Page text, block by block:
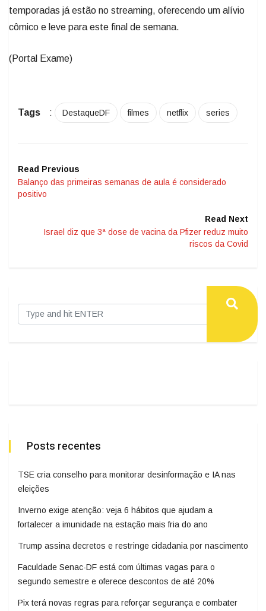
temporadas já estão no streaming, oferecendo um alívio
cômico e leve para este final de semana.
(Portal Exame)
Tags : DestaqueDF filmes netflix series
Read Previous
Balanço das primeiras semanas de aula é considerado
positivo
Read Next
Israel diz que 3ª dose de vacina da Pfizer reduz muito
riscos da Covid
Posts recentes
TSE cria conselho para monitorar desinformação e IA nas
eleições
Inverno exige atenção: veja 6 hábitos que ajudam a
fortalecer a imunidade na estação mais fria do ano
Trump assina decretos e restringe cidadania por nascimento
Faculdade Senac-DF está com últimas vagas para o
segundo semestre e oferece descontos de até 20%
Pix terá novas regras para reforçar segurança e combater